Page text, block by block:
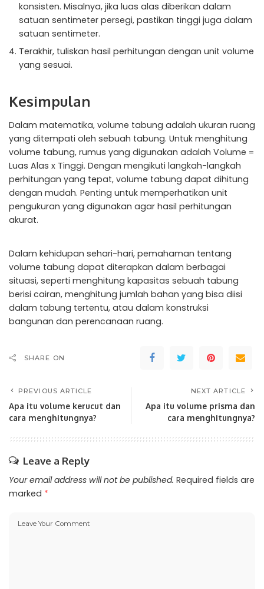
konsisten. Misalnya, jika luas alas diberikan dalam
satuan sentimeter persegi, pastikan tinggi juga dalam
satuan sentimeter.
Terakhir, tuliskan hasil perhitungan dengan unit volume
yang sesuai.
Kesimpulan
Dalam matematika, volume tabung adalah ukuran ruang
yang ditempati oleh sebuah tabung. Untuk menghitung
volume tabung, rumus yang digunakan adalah Volume =
Luas Alas x Tinggi. Dengan mengikuti langkah-langkah
perhitungan yang tepat, volume tabung dapat dihitung
dengan mudah. Penting untuk memperhatikan unit
pengukuran yang digunakan agar hasil perhitungan
akurat.
Dalam kehidupan sehari-hari, pemahaman tentang
volume tabung dapat diterapkan dalam berbagai
situasi, seperti menghitung kapasitas sebuah tabung
berisi cairan, menghitung jumlah bahan yang bisa diisi
dalam tabung tertentu, atau dalam konstruksi
bangunan dan perencanaan ruang.
SHARE ON
PREVIOUS ARTICLE
Apa itu volume kerucut dan
cara menghitungnya?
NEXT ARTICLE
Apa itu volume prisma dan
cara menghitungnya?
Leave a Reply
Your email address will not be published. Required fields are
marked *